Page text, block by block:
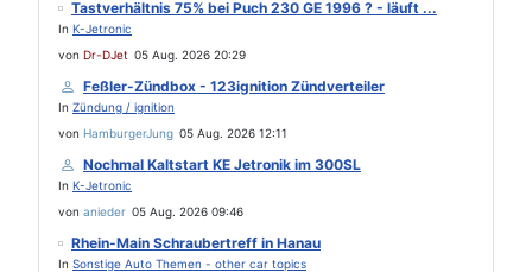
Tastverhältnis 75% bei Puch 230 GE 1996 ? - läuft ...
In K-Jetronic
von Dr-DJet 05 Aug. 2026 20:29
Feßler-Zündbox - 123ignition Zündverteiler
In Zündung / ignition
von HamburgerJung 05 Aug. 2026 12:11
Nochmal Kaltstart KE Jetronik im 300SL
In K-Jetronic
von anieder 05 Aug. 2026 09:46
Rhein-Main Schraubertreff in Hanau
In Sonstige Auto Themen - other car topics